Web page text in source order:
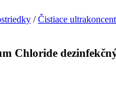
/Čistiace
Chloride